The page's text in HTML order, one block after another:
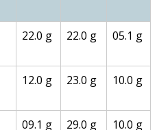
22.0 g 22.0 g 05.1 g
12.0 g 23.0 g 10.0 g
09.1 g 29.0 g 10.0 g